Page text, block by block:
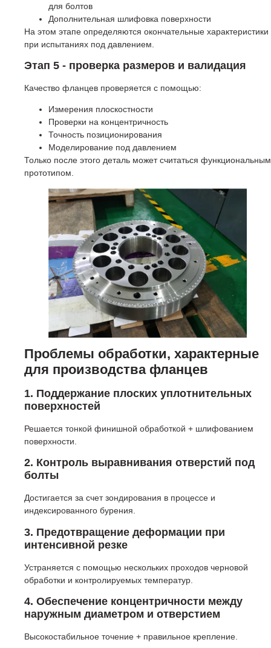
для болтов
Дополнительная шлифовка поверхности
На этом этапе определяются окончательные характеристики
при испытаниях под давлением.
Этап 5 - проверка размеров и валидация
Качество фланцев проверяется с помощью:
Измерения плоскостности
Проверки на концентричность
Точность позиционирования
Моделирование под давлением
Только после этого деталь может считаться функциональным
прототипом.
Проблемы обработки, характерные
для производства фланцев
1. Поддержание плоских уплотнительных
поверхностей
Решается тонкой финишной обработкой + шлифованием
поверхности.
2. Контроль выравнивания отверстий под
болты
Достигается за счет зондирования в процессе и
индексированного бурения.
3. Предотвращение деформации при
интенсивной резке
Устраняется с помощью нескольких проходов черновой
обработки и контролируемых температур.
4. Обеспечение концентричности между
наружным диаметром и отверстием
Высокостабильное точение + правильное крепление.